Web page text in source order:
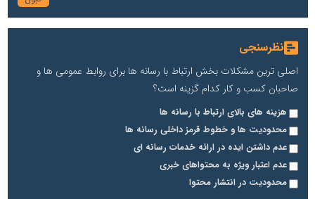
نظرسنجی
اصلی ترین مشکلات بخش ارتباط با رسانه ها برای روابط عمومی ها و
صاحبان کسب و کار کدام گزینه است؟
هزینه های بالای ارتباط با رسانه ها
محدودیت ها و خطوط قرمز داخلی رسانه ها
عدم داشتن ایده در ارائه خدمات رسانه ای
عدم اعتبار ویژه به محتواهای خبری
محدودیت در انتشار محتوا